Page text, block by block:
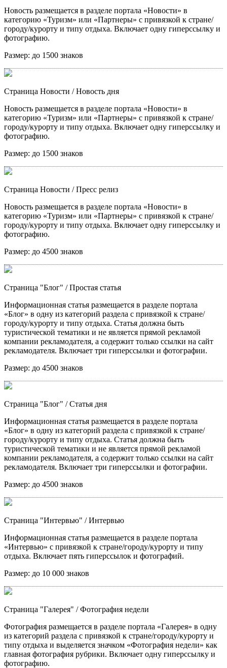
Новость размещается в разделе портала «Новости» в
категорию «Туризм» или «Партнеры» с привязкой к стране/
городу/курорту и типу отдыха. Включает одну гиперссылку и
фотографию.
Размер: до 1500 знаков
Страница Новости / Новость дня
Новость размещается в разделе портала «Новости» в
категорию «Туризм» или «Партнеры» с привязкой к стране/
городу/курорту и типу отдыха. Включает одну гиперссылку и
фотографию.
Размер: до 1500 знаков
Страница Новости / Пресс релиз
Новость размещается в разделе портала «Новости» в
категорию «Туризм» или «Партнеры» с привязкой к стране/
городу/курорту и типу отдыха. Включает одну гиперссылку и
фотографию.
Размер: до 4500 знаков
Страница "Блог" / Простая статья
Информационная статья размещается в разделе портала
«Блог» в одну из категорий раздела с привязкой к стране/
городу/курорту и типу отдыха. Статья должна быть
туристической тематики и не является прямой рекламой
компании рекламодателя, а содержит только ссылки на сайт
рекламодателя. Включает три гиперссылки и фотографии.
Размер: до 4500 знаков
Страница "Блог" / Статья дня
Информационная статья размещается в разделе портала
«Блог» в одну из категорий раздела с привязкой к стране/
городу/курорту и типу отдыха. Статья должна быть
туристической тематики и не является прямой рекламой
компании рекламодателя, а содержит только ссылки на сайт
рекламодателя. Включает три гиперссылки и фотографии.
Размер: до 4500 знаков
Страница "Интервью" / Интервью
Информационная статья размещается в разделе портала
«Интервью» с привязкой к стране/городу/курорту и типу
отдыха. Включает пять гиперссылок и фотографий.
Размер: до 10 000 знаков
Страница "Галерея" / Фотография недели
Фотография размещается в разделе портала «Галерея» в одну
из категорий раздела с привязкой к стране/городу/курорту и
типу отдыха и выделяется значком «Фотография недели» как
главная фотография рубрики. Включает одну гиперссылку и
фотографию.